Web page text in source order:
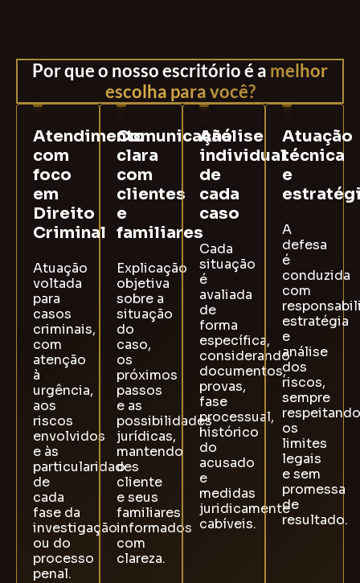
Por que o nosso escritório é a melhor
escolha para você?
Atendimento
com
foco
em
Direito
Criminal
Atuação
voltada
para
casos
criminais,
com
atenção
à
urgência,
aos
riscos
envolvidos
e às
particularidades
de
cada
fase da
investigação
ou do
processo
penal.
Comunicação
clara
com
clientes
e
familiares
Explicação
objetiva
sobre a
situação
do
caso,
os
próximos
passos
e as
possibilidades
jurídicas,
mantendo
o
cliente
e seus
familiares
informados
com
clareza.
Análise
individual
de
cada
caso
Cada
situação
é
avaliada
de
forma
específica,
considerando
documentos,
provas,
fase
processual,
histórico
do
acusado
e
medidas
juridicamente
cabíveis.
Atuação
técnica
e
A
defesa
é
conduzida
com
estratégia
e
análise
dos
riscos,
sempre
respeitando
os
limites
legais
e sem
promessa
de
resultado.